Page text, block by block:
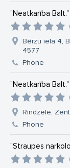
"Neatkarība
Bērzu iela 4,
4577
Phone
"Neatkarība
Rindzele,
Phone
"Straupes